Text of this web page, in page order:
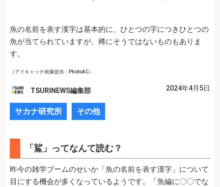
魚の名前を表す漢字は基本的に、ひとつの字につきひとつの
魚が当てられていますが、稀にそうではないものもありま
す。
（アイキャッチ画像提供：PhotoAC）
TSURINEWS編集部 2024年4月5日
サカナ研究所 その他
「鯊」ってなんて読む？
昨今の雑学ブームのせいか「魚の名前を表す漢字」について
目にする機会が多くなっているようです。「魚編に〇〇でな